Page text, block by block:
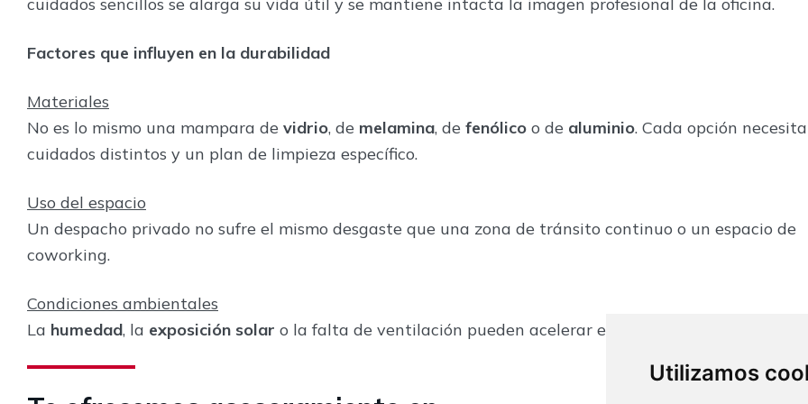
Utilizamos
cuidados sencillos se alarga su vida útil y se mantiene intacta la imagen profesional de la oficina.
Factores que influyen en la durabilidad
Materiales
No es lo mismo una mampara de vidrio, de melamina, de fenólico o de aluminio. Cada opción necesita
cuidados distintos y un plan de limpieza específico.
Uso del espacio
Un despacho privado no sufre el mismo desgaste que una zona de tránsito continuo o un espacio de
coworking.
Condiciones ambientales
La humedad, la exposición solar o la falta de ventilación pueden acelerar el deterioro de los